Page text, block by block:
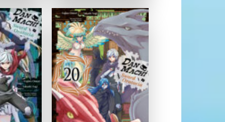
Ajouter
à la
wishlist
Ajouter
à la
wishlist